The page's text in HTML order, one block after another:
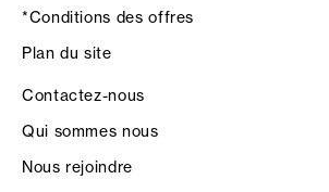
*Conditions des offres
Plan du site
Contactez-nous
Qui sommes nous
Nous rejoindre